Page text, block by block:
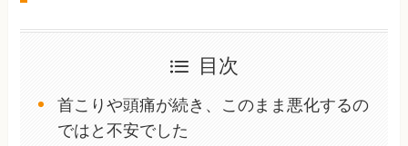
目次
首こりや頭痛が続き、このまま悪化するの
ではと不安でした